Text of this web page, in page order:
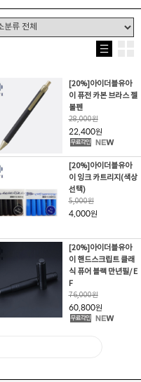
[20%]아이더블유아
이 퓨전 카본 브라스 젤
볼펜
28,000원
22,400원
[20%]아이더블유아
이 잉크 카트리지(색상
선택)
5,000원
4,000원
[20%]아이더블유아
이 핸드스크립트 클래
식 퓨어 블랙 만년필/ E
F
76,000원
60,800원